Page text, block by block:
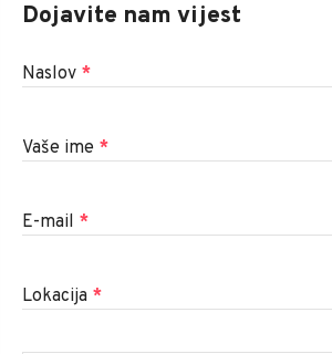
Dojavite nam vijest
Naslov *
Vaše ime *
E-mail *
Lokacija *